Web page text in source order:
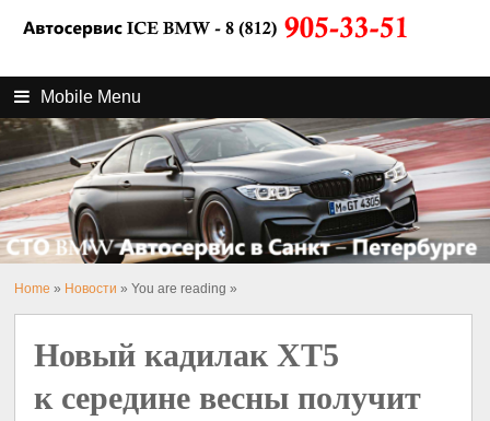
Mobile Menu
Home » Новости » You are reading »
Новый кадилак XT5
к середине весны получит